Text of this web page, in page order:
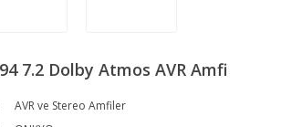
7.2 Dolby Atmos AVR Amfi
AVR ve Stereo Amfiler